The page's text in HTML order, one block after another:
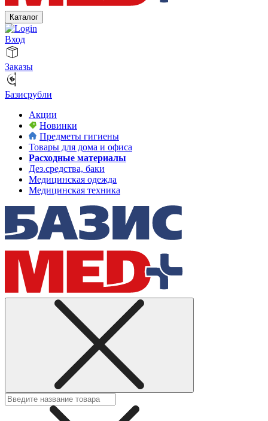
Каталог
Вход
Заказы
Базисрубли
Акции
Новинки
Предметы гигиены
Товары для дома и офиса
Расходные материалы
Дез.средства, баки
Медицинская одежда
Медицинская техника